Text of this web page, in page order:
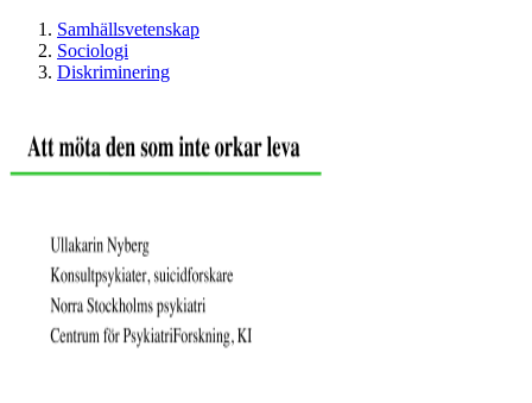
Samhällsvetenskap
Sociologi
Diskriminering